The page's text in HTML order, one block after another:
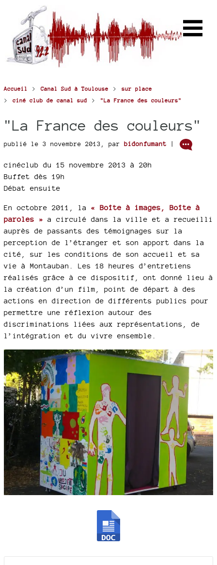
Accueil > Canal Sud à Toulouse > sur place
> ciné club de canal sud > "La France des couleurs"
"La France des couleurs"
publié le 3 novembre 2013, par bidonfumant |
cinéclub du 15 novembre 2013 à 20h
Buffet dès 19h
Débat ensuite
En octobre 2011, la « Boîte à images, Boîte à
paroles » a circulé dans la ville et a recueilli
auprès de passants des témoignages sur la
perception de l’étranger et son apport dans la
cité, sur les conditions de son accueil et sa
vie à Montauban. Les 18 heures d’entretiens
réalisés grâce à ce dispositif, ont donné lieu à
la création d’un film, point de départ à des
actions en direction de différents publics pour
permettre une réflexion autour des
discriminations liées aux représentations, de
l’intégration et du vivre ensemble.